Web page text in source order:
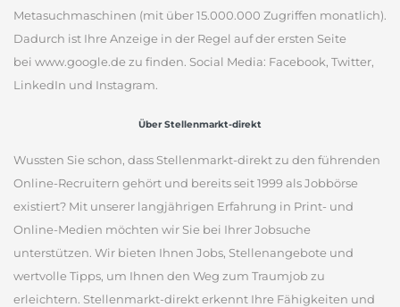
Metasuchmaschinen (mit über 15.000.000 Zugriffen monatlich).
Dadurch ist Ihre Anzeige in der Regel auf der ersten Seite
bei www.google.de zu finden. Social Media: Facebook, Twitter,
LinkedIn und Instagram.
Über Stellenmarkt-direkt
Wussten Sie schon, dass Stellenmarkt-direkt zu den führenden
Online-Recruitern gehört und bereits seit 1999 als Jobbörse
existiert? Mit unserer langjährigen Erfahrung in Print- und
Online-Medien möchten wir Sie bei Ihrer Jobsuche
unterstützen. Wir bieten Ihnen Jobs, Stellenangebote und
wertvolle Tipps, um Ihnen den Weg zum Traumjob zu
erleichtern. Stellenmarkt-direkt erkennt Ihre Fähigkeiten und